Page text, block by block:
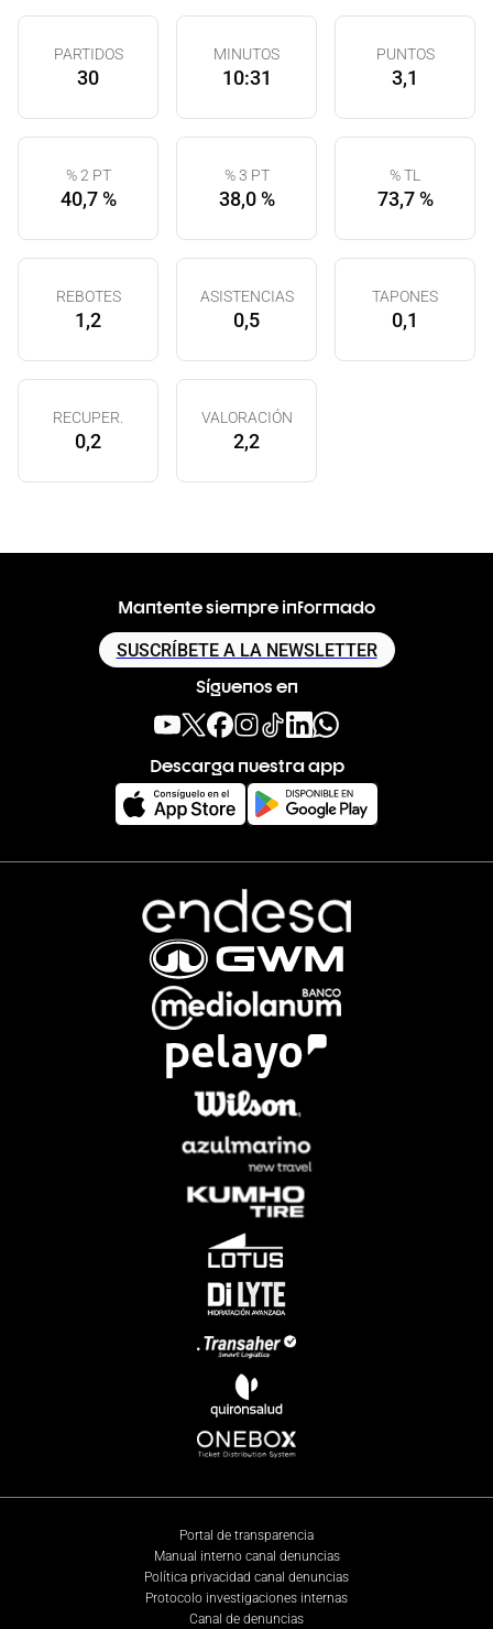
PARTIDOS
30
MINUTOS
10:31
PUNTOS
3,1
% 2 PT
40,7 %
% 3 PT
38,0 %
% TL
73,7 %
REBOTES
1,2
ASISTENCIAS
0,5
TAPONES
0,1
RECUPER.
0,2
VALORACIÓN
2,2
Mantente siempre informado
SUSCRÍBETE A LA NEWSLETTER
Síguenos en
Descarga nuestra app
Portal de transparencia
Manual interno canal denuncias
Política privacidad canal denuncias
Protocolo investigaciones internas
Canal de denuncias